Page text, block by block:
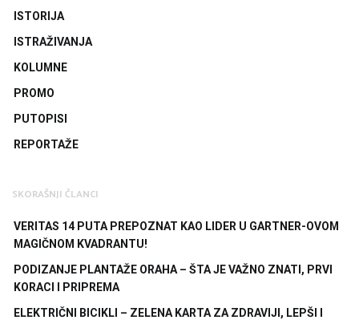
ISTORIJA
ISTRAŽIVANJA
KOLUMNE
PROMO
PUTOPISI
REPORTAŽE
SKORAŠNJI ČLANCI
VERITAS 14 PUTA PREPOZNAT KAO LIDER U GARTNER-OVOM
MAGIČNOM KVADRANTU!
PODIZANJE PLANTAŽE ORAHA – ŠTA JE VAŽNO ZNATI, PRVI
KORACI I PRIPREMA
ELEKTRIČNI BICIKLI – ZELENA KARTA ZA ZDRAVIJI, LEPŠI I